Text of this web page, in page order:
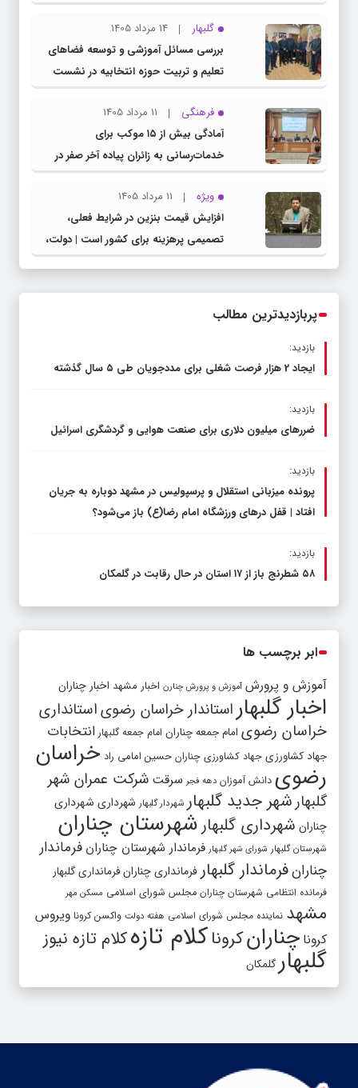
گلبهار
14 مرداد 1405
بررسی مسائل آموزشی و توسعه فضاهای
تعلیم و تربیت حوزه انتخابیه در نشست
مشترک عضو کمیسیون آموزش مجلس با
مدیرکل آموزش و پرورش خراسان رضوی
فرهنگی
11 مرداد 1405
آمادگی بیش از ۱۵ موکب برای
خدمات‌رسانی به زائران پیاده آخر صفر در
شهرستان چناران
ویژه
11 مرداد 1405
افزایش قیمت بنزین در شرایط فعلی،
تصمیمی پرهزینه برای کشور است | دولت،
قاچاق سوخت و عوامل اصلی ناترازی را
پربازدیدترین مطالب
بازدید:
ایجاد 2 هزار فرصت شغلی برای مددجویان طی ۵ سال گذشته
بازدید:
ضررهای میلیون دلاری برای صنعت هوایی و گردشگری اسرائیل
بازدید:
پرونده میزبانی استقلال و پرسپولیس در مشهد دوباره به جریان
افتاد | قفل در‌های ورزشگاه امام رضا(ع) باز می‌شود؟
بازدید:
۵۸ شطرنج‌ باز از ۱۷ استان در حال رقابت در گلمکان
ابر برچسب ها
آموزش و پرورش آموزش و پرورش چنارن اخبار مشهد اخبار چناران
اخبار گلبهار استاندار خراسان رضویاستانداری
خراسان رضوی امام جمعه چناران امام جمعه گلبهار انتخابات
جهاد کشاورزی جهاد کشاورزی چناران حسین امامی راد خراسان
رضوی دانش آموزان دهه فجر سرقت شرکت عمران شهر
گلبهارشهر جدید گلبهار شهردار گلبهار شهرداری شهرداری
چناران شهرداری گلبهار شهرستان چناران
شهرستان گلبهار شورای شهر گلبهار فرماندار شهرستان چناران فرماندار
چنارانفرماندار گلبهار فرمانداری چنارانفرمانداری گلبهار
فرمانده انتظامی شهرستان چناران مجلس شورای اسلامی مسکن مهر
مشهد نماینده مجلس شورای اسلامی هفته دولت واکسن کرونا ویروس
کرونا چنارانکروناکلام تازهکلام تازه نیوز
گلبهارگلمکان